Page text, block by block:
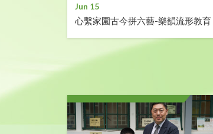
Jun 15
心繫家園古今拼六藝-樂韻流形教育